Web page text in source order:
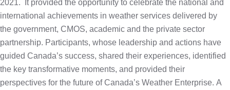
2021. It provided the opportunity to celebrate the national and
international achievements in weather services delivered by
the government, CMOS, academic and the private sector
partnership. Participants, whose leadership and actions have
guided Canada’s success, shared their experiences, identified
the key transformative moments, and provided their
perspectives for the future of Canada’s Weather Enterprise. A